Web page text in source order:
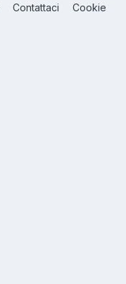
Contattaci Cookie